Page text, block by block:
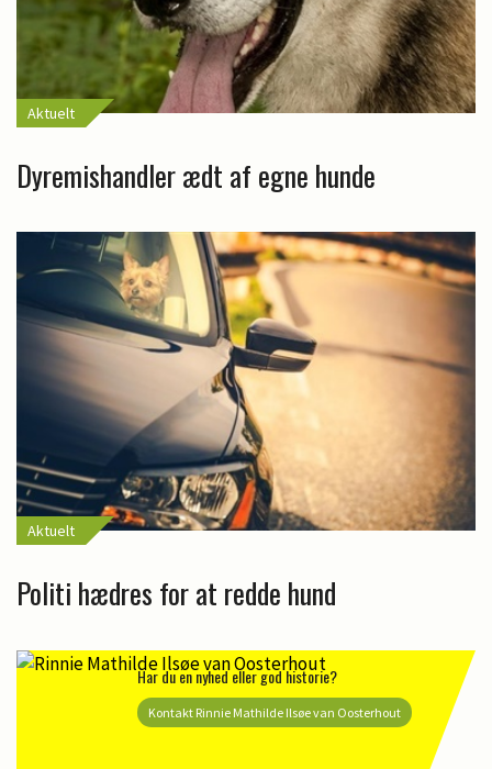
Aktuelt
Dyremishandler ædt af egne hunde
Aktuelt
Politi hædres for at redde hund
Har du en nyhed eller god historie?
Kontakt Rinnie Mathilde Ilsøe van Oosterhout